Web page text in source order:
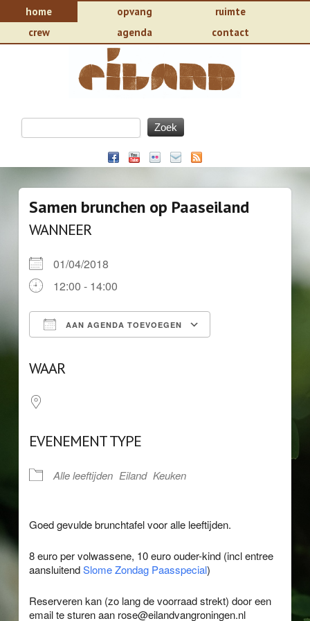
home opvang
ruimte
crew
agenda contact
Samen brunchen op Paaseiland
WANNEER
01/04/2018
12:00 - 14:00
AAN AGENDA TOEVOEGEN
WAAR
EVENEMENT TYPE
Alle leeftijden Eiland Keuken
Goed gevulde brunchtafel voor alle leeftijden.
8 euro per volwassene, 10 euro ouder-kind (incl entree
aansluitendSlome Zondag Paasspecial)
Reserveren kan (zo lang de voorraad strekt) door een
email te sturen aan rose@eilandvangroningen.nl